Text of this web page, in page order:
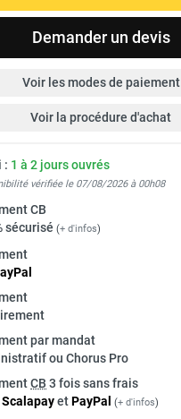
Demander un devis
Voir les modes de paiement
Voir la procédure d'achat
: 1 à 2 jours ouvrés
vérifiée le 07/08/2026 à 00h08
CB
sécurisé (+ d'infos)
Pal
par mandat
ou Chorus Pro
CB 3 fois sans frais
ScalapayetPayPal (+ d'infos)